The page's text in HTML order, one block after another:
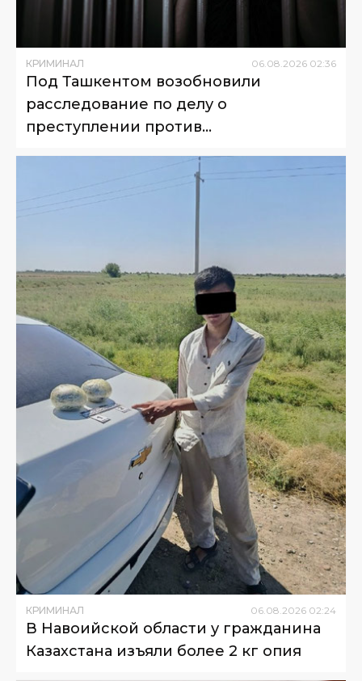
КРИМИНАЛ 06 08 2026 02:36
Под Ташкентом возобновили
расследование по делу о
преступлении против
КРИМИНАЛ 06.08.2026 02:24
В Навоийской области у гражданина
Казахстана изъяли более 2 кг опия